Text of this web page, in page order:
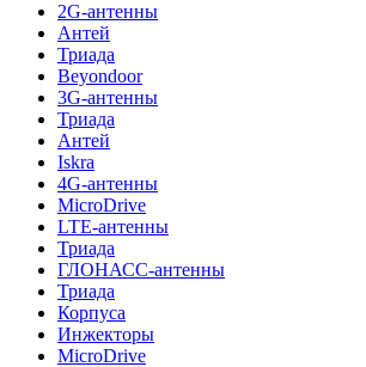
2G-антенны
Антей
Триада
Beyondoor
3G-антенны
Триада
Антей
Iskra
4G-антенны
MicroDrive
LTE-антенны
Триада
ГЛОНАСС-антенны
Триада
Корпуса
Инжекторы
MicroDrive